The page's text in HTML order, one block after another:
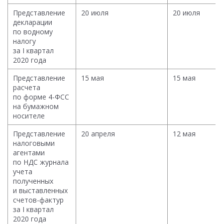
Представление
декларации
по водному
налогу
за I квартал
2020 года
20 июля 20 июля
Представление
расчета
по форме 4-ФСС
на бумажном
носителе
15 мая 15 мая
Представление
налоговыми
агентами
по НДС журнала
учета
полученных
и выставленных
счетов-фактур
за I квартал
2020 года
20 апреля 12 мая